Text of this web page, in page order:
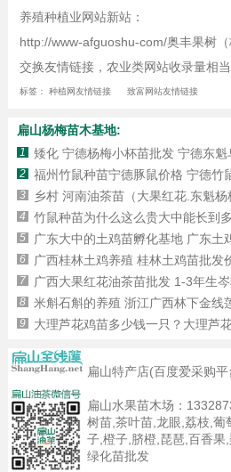
养殖种植业网站新站：
http://www-afguoshu-com/奥丰果树（
交换友情链接，农业类网站收录量相
标签： 种植网友情链接 致富网站友情链接
扁山杨梅苗木基地:
1 矮化 宁德杨梅小杯苗批发 宁德东
2 福州竹鼠种苗宁德豚鼠价格 宁德竹
3 乡村 河南油茶苗（大果红花.东魁
4 竹鼠种苗为什么这么贵大中能长到
5 广东大中的土鸡苗孵化基地 广东土
6 广西桂林土鸡养殖 桂林土鸡苗批发
7 广西大果红花油茶苗批发 1-3年生
8 米斛石斛的养殖 浙江广西林下金线
9 大理芦花鸡苗多少钱一只？大理芦
扁山特产店(百度爱采购
扁山水果苗木场：
树苗,茶叶苗,龙眼,荔枝,葡
子,橙子,脐橙,琵琶,百香果
绿化苗批发